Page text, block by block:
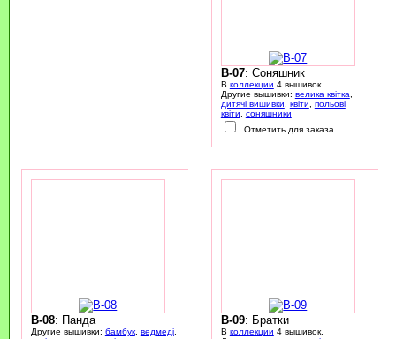
B-07: Соняшник
В коллекции 4 вышивок.
Другие вышивки: велика квітка
дитячі вишивки
квіти
польові
квіти
соняшники
Отметить для заказа
B-08: Панда
Другие вышивки: бамбук, ведмеді,
B-09: Братки
В коллекции 4 вышивок.